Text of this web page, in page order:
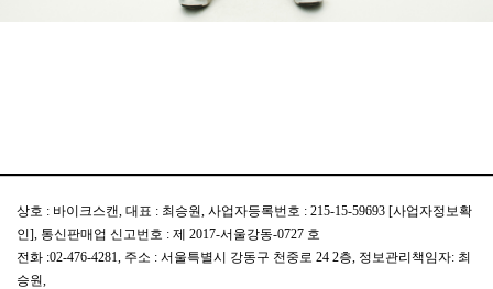
상호 : 바이크스캔, 대표 : 최승원, 사업자등록번호 : 215-15-59693 [사업자정보확
인], 통신판매업 신고번호 : 제 2017-서울강동-0727 호
전화 :02-476-4281, 주소 : 서울특별시 강동구 천중로 24 2층, 정보관리책임자: 최
승원,